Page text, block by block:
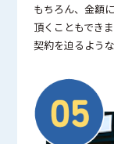
もちろん、金額
頂くこともでき
契約を迫るよう